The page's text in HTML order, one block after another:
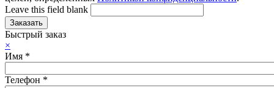
Leave this field blank
Быстрый заказ
×
Имя *
Телефон *